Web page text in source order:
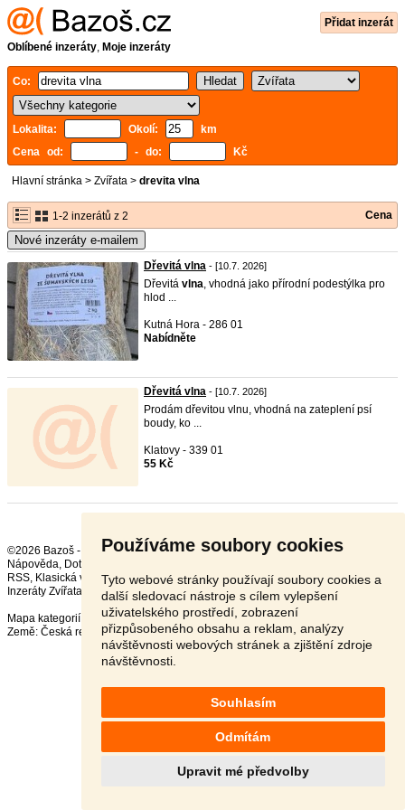
Používáme soubory cookies
Tyto webové stránky používají soubory cookies a
další sledovací nástroje s cílem vylepšení
uživatelského prostředí, zobrazení
přizpůsobeného obsahu a reklam, analýzy
návštěvnosti webových stránek a zjištění zdroje
návštěvnosti.
Souhlasím
Odmítám
Upravit mé předvolby
Přidat inzerát
Oblíbené inzeráty, Moje inzeráty
Co:
Lokalita: Okolí:
km
Cena od:
- do: Kč
Hlavní stránka > Zvířata > drevita vlna
1-2 inzerátů z 2 Cena
Nové inzeráty e-mailem
Dřevitá vlna - [10.7. 2026]
Dřevitá vlna, vhodná jako přírodní podestýlka pro
hlod ...
Kutná Hora - 286 01
Nabídněte
Dřevitá vlna - [10.7. 2026]
Prodám dřevitou vlnu, vhodná na zateplení psí
boudy, ko ...
Klatovy - 339 01
55 Kč
©2026 Bazoš -
Inzerce, Bazar
Nápověda, Dotazy
RSS,
Inzeráty Zvířata celkem:42012, za 24 hodin:2293
Mapa kategorií
Nejvyhledávanější výrazy
Země: Česká republika,Slovensko,Polsko,Rakousko